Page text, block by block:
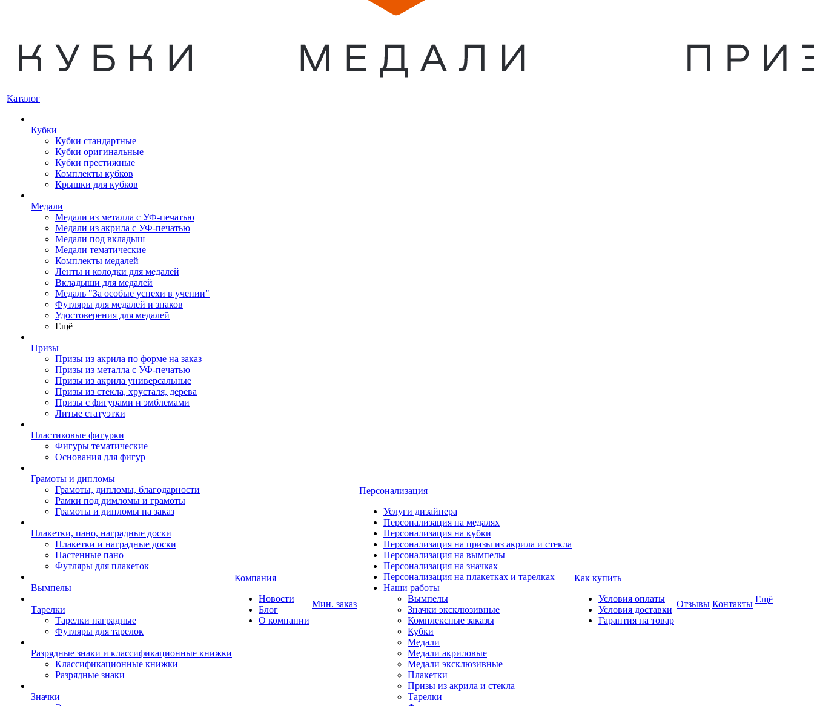
Каталог
Кубки
Кубки стандартные
Кубки оригинальные
Кубки престижные
Комплекты кубков
Крышки для кубков
Медали
Медали из металла с УФ-печатью
Медали из акрила с УФ-печатью
Медали под вкладыш
Медали тематические
Комплекты медалей
Ленты и колодки для медалей
Вкладыши для медалей
Медаль "За особые успехи в учении"
Футляры для медалей и знаков
Удостоверения для медалей
Ещё
Призы
Призы из акрила по форме на заказ
Призы из металла с УФ-печатью
Призы из акрила универсальные
Призы из стекла, хрусталя, дерева
Призы с фигурами и эмблемами
Литые статуэтки
Пластиковые фигурки
Фигуры тематические
Основания для фигур
Грамоты и дипломы
Грамоты, дипломы, благодарности
Рамки под димломы и грамоты
Грамоты и дипломы на заказ
Плакетки, пано, наградные доски
Плакетки и наградные доски
Настенные пано
Футляры для плакеток
Вымпелы
Тарелки
Тарелки наградные
Футляры для тарелок
Разрядные знаки и классификационные книжки
Классификационные книжки
Разрядные знаки
Значки
Компания
Новости
Блог
О компании
Мин. заказ
Персонализация
Услуги дизайнера
Персонализация на медалях
Персонализация на кубки
Персонализация на призы из акрила и стекла
Персонализация на вымпелы
Персонализация на значках
Персонализация на плакетках и тарелках
Наши работы
Вымпелы
Значки эксклюзивные
Комплексные заказы
Кубки
Медали
Медали акриловые
Медали эксклюзивные
Плакетки
Призы из акрила и стекла
Тарелки
Как купить
Условия оплаты
Условия доставки
Гарантия на товар
Отзывы Контакты Ещё